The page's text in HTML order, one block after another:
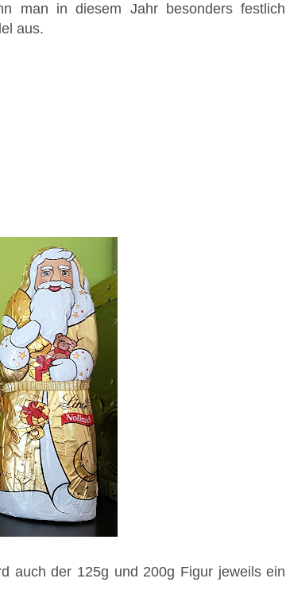
man in diesem Jahr besonders festlich
aus.
auch der 125g und 200g Figur jeweils ein